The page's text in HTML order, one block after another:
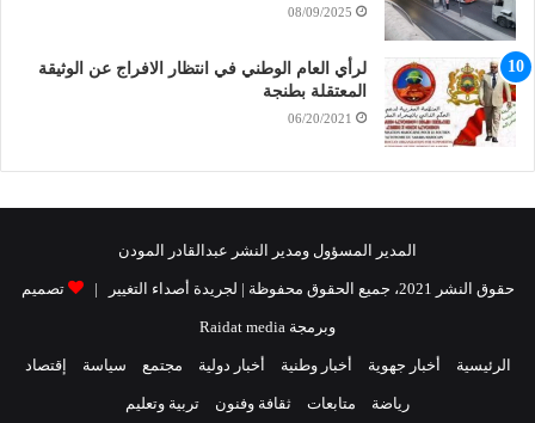
08/09/2025
لرأي العام الوطني في انتظار الافراج عن الوثيقة
المعتقلة بطنجة
06/20/2021
المدير المسؤول ومدير النشر عبدالقادر المودن
حقوق النشر 2021، جميع الحقوق محفوظة | لجريدة أصداء التغيير | تصميم
وبرمجة Raidat media
الرئيسية أخبار جهوية أخبار وطنية أخبار دولية مجتمع سياسة إقتصاد
رياضة متابعات ثقافة وفنون تربية وتعليم